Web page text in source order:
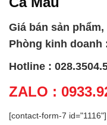
Giá bán sản
Phòng kinh doanh
Hotline :
ZALO :
[contact-form-7 id="1116"]